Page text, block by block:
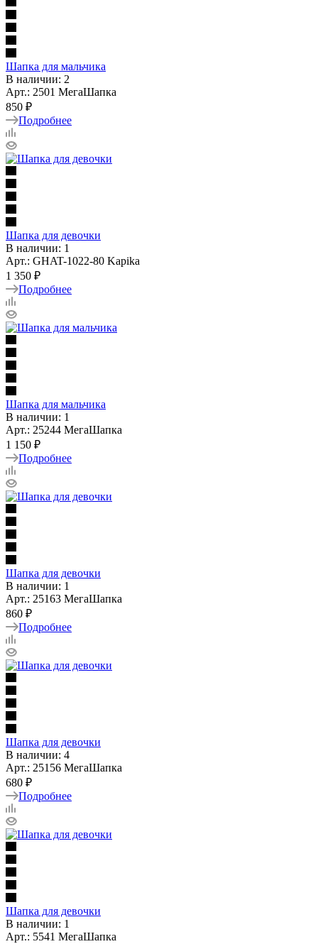
Шапка для мальчика
В наличии: 2
Арт.: 2501 МегаШапка
850 ₽
Подробнее
Шапка для девочки
В наличии: 1
Арт.: GHAT-1022-80 Kapika
1 350 ₽
Подробнее
Шапка для мальчика
В наличии: 1
Арт.: 25244 МегаШапка
1 150 ₽
Подробнее
Шапка для девочки
В наличии: 1
Арт.: 25163 МегаШапка
860 ₽
Подробнее
Шапка для девочки
В наличии: 4
Арт.: 25156 МегаШапка
680 ₽
Подробнее
Шапка для девочки
В наличии: 1
Арт.: 5541 МегаШапка